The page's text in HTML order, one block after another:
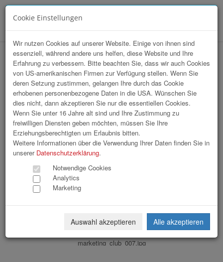
Marketing Club Generalversammlung
marketing_club_007.jpg
Cookie Einstellungen
Wir nutzen Cookies auf unserer Website. Einige von ihnen sind
essenziell, während andere uns helfen, diese Website und Ihre
Erfahrung zu verbessern. Bitte beachten Sie, dass wir auch Cookies
von US-amerikanischen Firmen zur Verfügung stellen. Wenn Sie
deren Setzung zustimmen, gelangen Ihre durch das Cookie
erhobenen personenbezogene Daten in die USA. Wünschen Sie
dies nicht, dann akzeptieren Sie nur die essentiellen Cookies.
Wenn Sie unter 16 Jahre alt sind und Ihre Zustimmung zu
freiwilligen Diensten geben möchten, müssen Sie Ihre
Erziehungsberechtigten um Erlaubnis bitten.
Weitere Informationen über die Verwendung Ihrer Daten finden Sie in
unserer Datenschutzerklärung.
Notwendige Cookies
Analytics
Marketing
Auswahl akzeptieren Alle akzeptieren